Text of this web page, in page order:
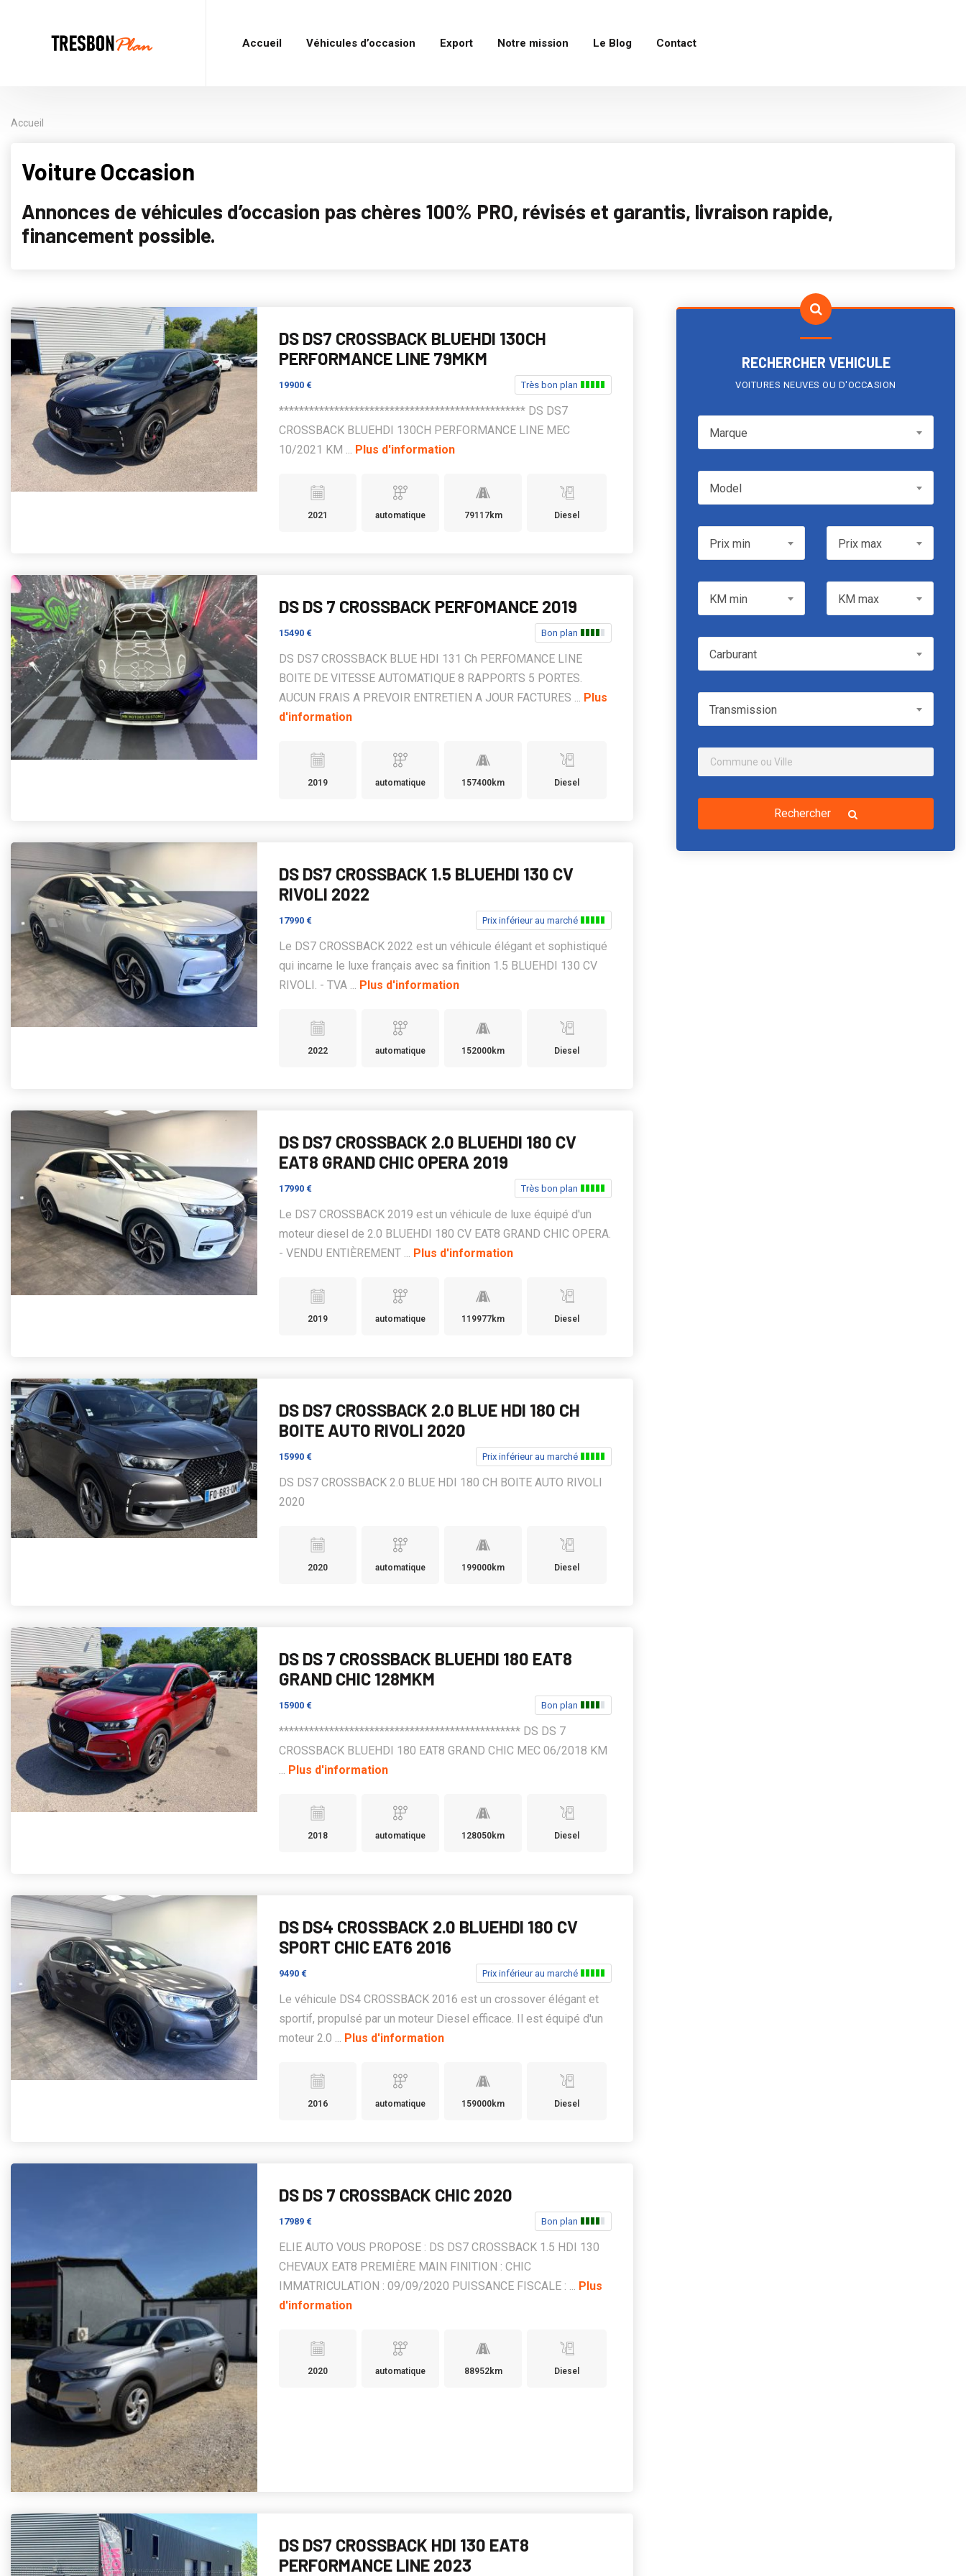
Accueil Véhicules d’occasion Export Notre mission Le Blog Contact
Accueil
Voiture Occasion
Annonces de véhicules d’occasion pas chères 100% PRO, révisés et garantis, livraison rapide,
financement possible.
DS DS7 CROSSBACK BLUEHDI 130CH
PERFORMANCE LINE 79MKM
19900 € Très bon plan
************************************************* DS DS7
CROSSBACK BLUEHDI 130CH PERFORMANCE LINE MEC
10/2021 KM ... Plus d'information
2021 automatique 79117km Diesel
DS DS 7 CROSSBACK PERFOMANCE 2019
15490 € Bon plan
DS DS7 CROSSBACK BLUE HDI 131 Ch PERFOMANCE LINE
BOITE DE VITESSE AUTOMATIQUE 8 RAPPORTS 5 PORTES.
AUCUN FRAIS A PREVOIR ENTRETIEN A JOUR FACTURES ... Plus
d'information
2019 automatique 157400km Diesel
DS DS7 CROSSBACK 1.5 BLUEHDI 130 CV
RIVOLI 2022
17990 € Prix inférieur au marché
Le DS7 CROSSBACK 2022 est un véhicule élégant et sophistiqué
qui incarne le luxe français avec sa finition 1.5 BLUEHDI 130 CV
RIVOLI. - TVA ... Plus d'information
2022 automatique 152000km Diesel
DS DS7 CROSSBACK 2.0 BLUEHDI 180 CV
EAT8 GRAND CHIC OPERA 2019
17990 € Très bon plan
Le DS7 CROSSBACK 2019 est un véhicule de luxe équipé d'un
moteur diesel de 2.0 BLUEHDI 180 CV EAT8 GRAND CHIC OPERA.
- VENDU ENTIÈREMENT ... Plus d'information
2019 automatique 119977km Diesel
DS DS7 CROSSBACK 2.0 BLUE HDI 180 CH
BOITE AUTO RIVOLI 2020
15990 € Prix inférieur au marché
DS DS7 CROSSBACK 2.0 BLUE HDI 180 CH BOITE AUTO RIVOLI
2020
2020 automatique 199000km Diesel
DS DS 7 CROSSBACK BLUEHDI 180 EAT8
GRAND CHIC 128MKM
15900 € Bon plan
************************************************ DS DS 7
CROSSBACK BLUEHDI 180 EAT8 GRAND CHIC MEC 06/2018 KM
... Plus d'information
2018 automatique 128050km Diesel
DS DS4 CROSSBACK 2.0 BLUEHDI 180 CV
SPORT CHIC EAT6 2016
9490 € Prix inférieur au marché
Le véhicule DS4 CROSSBACK 2016 est un crossover élégant et
sportif, propulsé par un moteur Diesel efficace. Il est équipé d'un
moteur 2.0 ... Plus d'information
2016 automatique 159000km Diesel
DS DS 7 CROSSBACK CHIC 2020
17989 € Bon plan
ELIE AUTO VOUS PROPOSE : DS DS7 CROSSBACK 1.5 HDI 130
CHEVAUX EAT8 PREMIÈRE MAIN FINITION : CHIC
IMMATRICULATION : 09/09/2020 PUISSANCE FISCALE : ... Plus
d'information
2020 automatique 88952km Diesel
DS DS7 CROSSBACK HDI 130 EAT8
PERFORMANCE LINE 2023
RECHERCHER VEHICULE
VOITURES NEUVES OU D'OCCASION
MarqueMarque
ModelModel
Prix minPrix min Prix maxPrix max
KM min KM max
CarburantCarburant
TransmissionTransmission
Rechercher